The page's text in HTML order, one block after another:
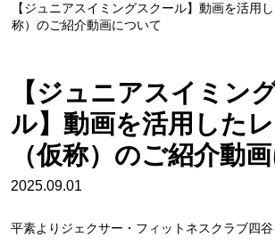
【ジュニアスイミングスクール】動画を活用
称）のご紹介動画について
【ジュニアスイミン
ル】動画を活用した
（仮称）のご紹介動
2025.09.01
平素よりジェクサー・フィットネスクラブ四